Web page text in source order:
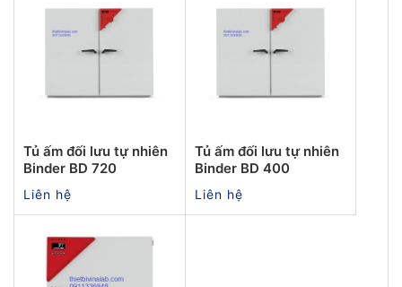
Tủ ấm đối lưu tự nhiên
Binder BD 720
Liên hệ
Tủ ấm đối lưu tự nhiên
Binder BD 400
Liên hệ